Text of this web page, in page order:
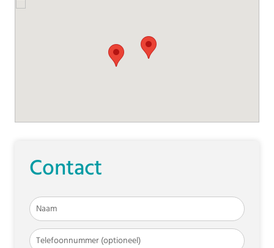
Contact